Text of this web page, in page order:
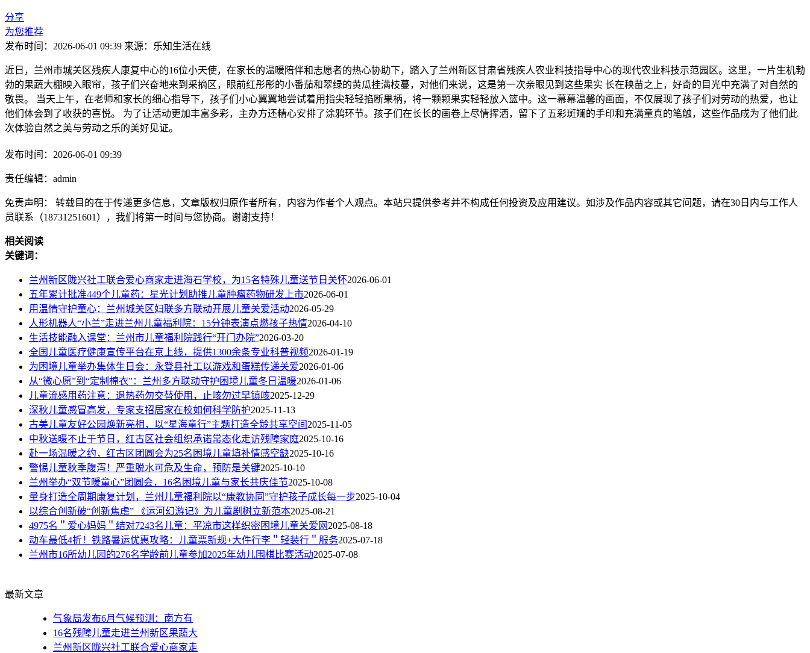
分享
为您推荐
发布时间：2026-06-01 09:39 来源：乐知生活在线
近日，兰州市城关区残疾人康复中心的16位小天使，在家长的温暖陪伴和志愿者的热心协助下，踏入了兰州新区甘肃省残疾人农业科技指导中心的现代农业科技示范园区。这里，一片生机勃
勃的果蔬大棚映入眼帘，孩子们兴奋地来到采摘区，眼前红彤彤的小番茄和翠绿的黄瓜挂满枝蔓，对他们来说，这是第一次亲眼见到这些果实 长在秧苗之上，好奇的目光中充满了对自然的
敬畏。 当天上午，在老师和家长的细心指导下，孩子们小心翼翼地尝试着用指尖轻轻掐断果柄，将一颗颗果实轻轻放入篮中。这一幕幕温馨的画面，不仅展现了孩子们对劳动的热爱，也让
他们体会到了收获的喜悦。 为了让活动更加丰富多彩，主办方还精心安排了涂鸦环节。孩子们在长长的画卷上尽情挥洒，留下了五彩斑斓的手印和充满童真的笔触，这些作品成为了他们此
次体验自然之美与劳动之乐的美好见证。
发布时间：2026-06-01 09:39
责任编辑：admin
免责声明： 转载目的在于传递更多信息，文章版权归原作者所有，内容为作者个人观点。本站只提供参考并不构成任何投资及应用建议。如涉及作品内容或其它问题，请在30日内与工作人
员联系（18731251601），我们将第一时间与您协商。谢谢支持！
相关阅读
关键词：
兰州新区陇兴社工联合爱心商家走进海石学校，为15名特殊儿童送节日关怀2026-06-01
五年累计批准449个儿童药：星光计划助推儿童肿瘤药物研发上市2026-06-01
用温情守护童心：兰州城关区妇联多方联动开展儿童关爱活动2026-05-29
人形机器人“小兰”走进兰州儿童福利院：15分钟表演点燃孩子热情2026-04-10
生活技能融入课堂：兰州市儿童福利院践行“开门办院”2026-03-20
全国儿童医疗健康宣传平台在京上线，提供1300余条专业科普视频2026-01-19
为困境儿童举办集体生日会：永登县社工以游戏和蛋糕传递关爱2026-01-06
从“微心愿”到“定制棉衣”：兰州多方联动守护困境儿童冬日温暖2026-01-06
儿童流感用药注意：退热药勿交替使用，止咳勿过早镇咳2025-12-29
深秋儿童感冒高发，专家支招居家在校如何科学防护2025-11-13
古美儿童友好公园焕新亮相，以“星海童行”主题打造全龄共享空间 2025-11-05
中秋送暖不止于节日，红古区社会组织承诺常态化走访残障家庭2025-10-16
赴一场温暖之约，红古区团圆会为25名困境儿童填补情感空缺2025-10-16
警惕儿童秋季腹泻！严重脱水可危及生命，预防是关键2025-10-10
兰州举办“双节暖童心”团圆会，16名困境儿童与家长共庆佳节2025-10-08
量身打造全周期康复计划，兰州儿童福利院以“康教协同”守护孩子成长每一步2025-10-04
以综合创新破“创新焦虑” 《运河幻游记》为儿童剧树立新范本2025-08-21
4975名＂爱心妈妈＂结对7243名儿童：平凉市这样织密困境儿童关爱网 2025-08-18
动车最低4折！铁路暑运优惠攻略：儿童票新规+大件行李＂轻装行＂服务2025-07-18
兰州市16所幼儿园的276名学龄前儿童参加2025年幼儿围棋比赛活动2025-07-08
最新文章
气象局发布6月气候预测：南方有
16名残障儿童走进兰州新区果蔬大
兰州新区陇兴社工联合爱心商家走